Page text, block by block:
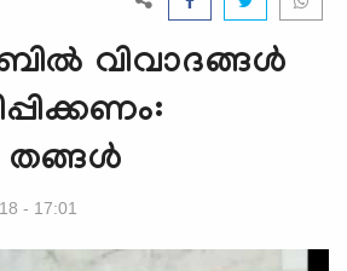
വിവാദങ്ങള്‍
- 17:01